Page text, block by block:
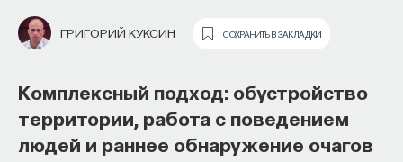
ГРИГОРИЙ КУКСИН СОХРАНИТЬ В ЗАКЛАДКИ
Комплексный подход: обустройство
территории, работа с поведением
людей и раннее обнаружение очагов
Как философия помогает составлять
собственное мнение
о происходящем в мире?